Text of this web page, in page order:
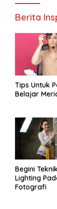
Berita
Tips Untuk
Belajar
Begini
Lighting
Fotografi